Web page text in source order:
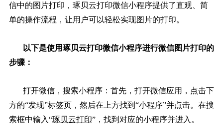
信中的图片打印，琢贝云打印微信小程序提供了直观、简
单的操作流程，让用户可以轻松实现图片的打印。
以下是使用琢贝云打印微信小程序进行微信图片打印的
步骤：
打开微信，搜索小程序：首先，打开微信应用，点击下
方的“发现”标签页，然后在上方找到“小程序”并点击。在搜
索框中输入“琢贝云打印”，找到对应的小程序并进入。